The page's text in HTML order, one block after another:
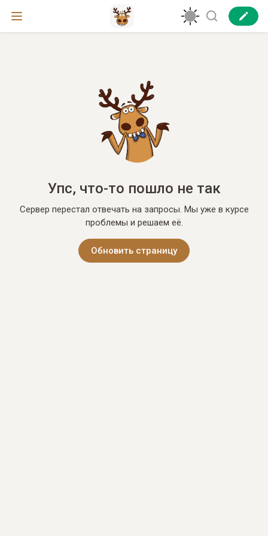
Упс, что-то пошло не так
Сервер перестал отвечать на запросы. Мы уже в курсе
проблемы и решаем её.
Обновить страницу